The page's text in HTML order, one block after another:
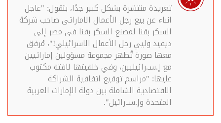
تغريدة منتشرة بشكل كبير جدًا، بتقول: "عاجل
انباء عن بيع رجل الأعمال الاماراتى صاحب شركة
السكر بقنا لمصنع السكر بقنا فى مصر إلى
ديفيد وليي رجل الأعمال الاسرائيلي!"، مُرفق
معها صورة تُظهر مجموعة مسؤولين إماراتيين
مع إ.سـ.رائيليين، وفي خلفيتها لافتة مكتوب
عليها: "مراسم توقيع اتفاقية الشراكة
الاقتصادية الشاملة بين دولة الإمارات العربية
المتحدة وإ.سـ.رائيل".